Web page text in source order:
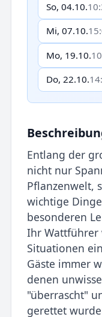
So, 04.10.
Mi, 07.10.
Mo, 19.10.
Do, 22.10.
Entlang der
nicht nur
Pflanzenwelt,
wichtige
besonderen
Ihr Wattführer
Situationen
Gäste immer
denen
"überrascht"
gerettet